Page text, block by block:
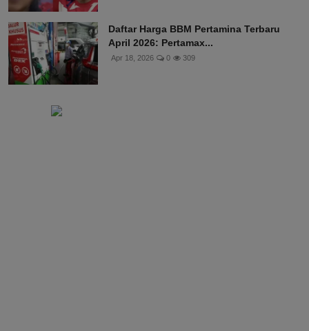
Daftar Harga BBM Pertamina Terbaru
April 2026: Pertamax...
Apr 18, 2026 0 309